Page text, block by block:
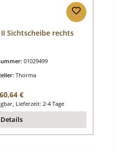
Sichtscheibe rechts
01029499
Thorma
Regulärer Preis:
60,64 €
Lieferzeit: 2-4 Tage
Details